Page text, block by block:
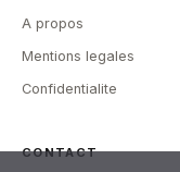
A propos
Mentions legales
Confidentialite
CONTACT